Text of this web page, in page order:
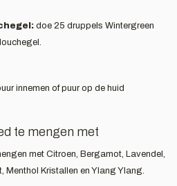
doe 25 druppels Wintergreen
innemen of puur op de huid
te mengen met
met Citroen, Bergamot, Lavendel,
Menthol Kristallen en Ylang Ylang.